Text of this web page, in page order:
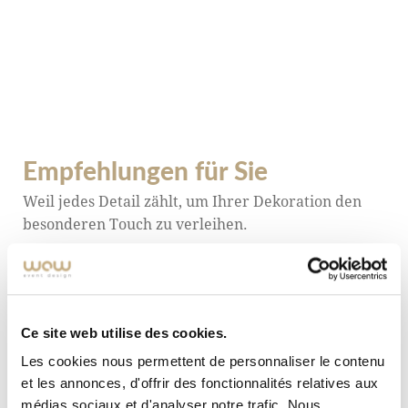
Ce site web utilise des cookies.
Les cookies nous permettent de personnaliser le contenu
et les annonces, d'offrir des fonctionnalités relatives aux
Empfehlungen für Sie
Weil jedes Detail zählt, um Ihrer Dekoration den
besonderen Touch zu verleihen.
ALLE ENTDECKEN